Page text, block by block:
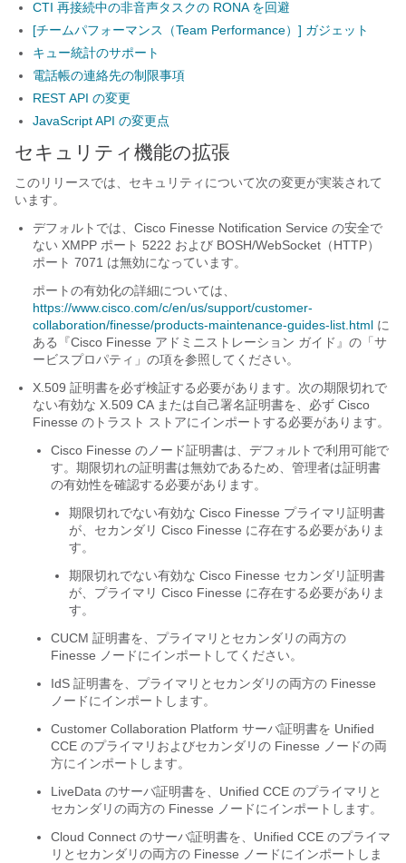
CTI 再接続中の非音声タスクの RONA を回避
[チームパフォーマンス（Team Performance）] ガジェット
キュー統計のサポート
電話帳の連絡先の制限事項
REST API の変更
JavaScript API の変更点
セキュリティ機能の拡張
このリリースでは、セキュリティについて次の変更が実装されて
います。
デフォルトでは、Cisco Finesse Notification Service の安全で
ない XMPP ポート 5222 および BOSH/WebSocket（HTTP）
ポート 7071 は無効になっています。
ポートの有効化の詳細については、
https://www.cisco.com/c/en/us/support/customer-
collaboration/finesse/products-maintenance-guides-list.html に
ある『Cisco Finesse アドミニストレーション ガイド 』の「サ
ービスプロパティ 」の項を参照してください。
X.509 証明書を必ず検証する必要があります。次の期限切れで
ない有効な X.509 CA または自己署名証明書を、必ず Cisco
Finesse のトラスト ストアにインポートする必要があります。
Cisco Finesse のノード証明書は、デフォルトで利用可能で
す。期限切れの証明書は無効であるため、管理者は証明書
の有効性を確認する必要があります。
期限切れでない有効な Cisco Finesse プライマリ証明書
が、セカンダリ Cisco Finesse に存在する必要がありま
す。
期限切れでない有効な Cisco Finesse セカンダリ証明書
が、プライマリ Cisco Finesse に存在する必要がありま
す。
CUCM 証明書を、プライマリとセカンダリの両方の
Finesse ノードにインポートしてください。
IdS 証明書を、プライマリとセカンダリの両方の Finesse
ノードにインポートします。
Customer Collaboration Platform サーバ証明書を Unified
CCE のプライマリおよびセカンダリの Finesse ノードの両
方にインポートします。
LiveData のサーバ証明書を、Unified CCE のプライマリと
セカンダリの両方の Finesse ノードにインポートします。
Cloud Connect のサーバ証明書を、Unified CCE のプライマ
リとセカンダリの両方の Finesse ノードにインポートしま